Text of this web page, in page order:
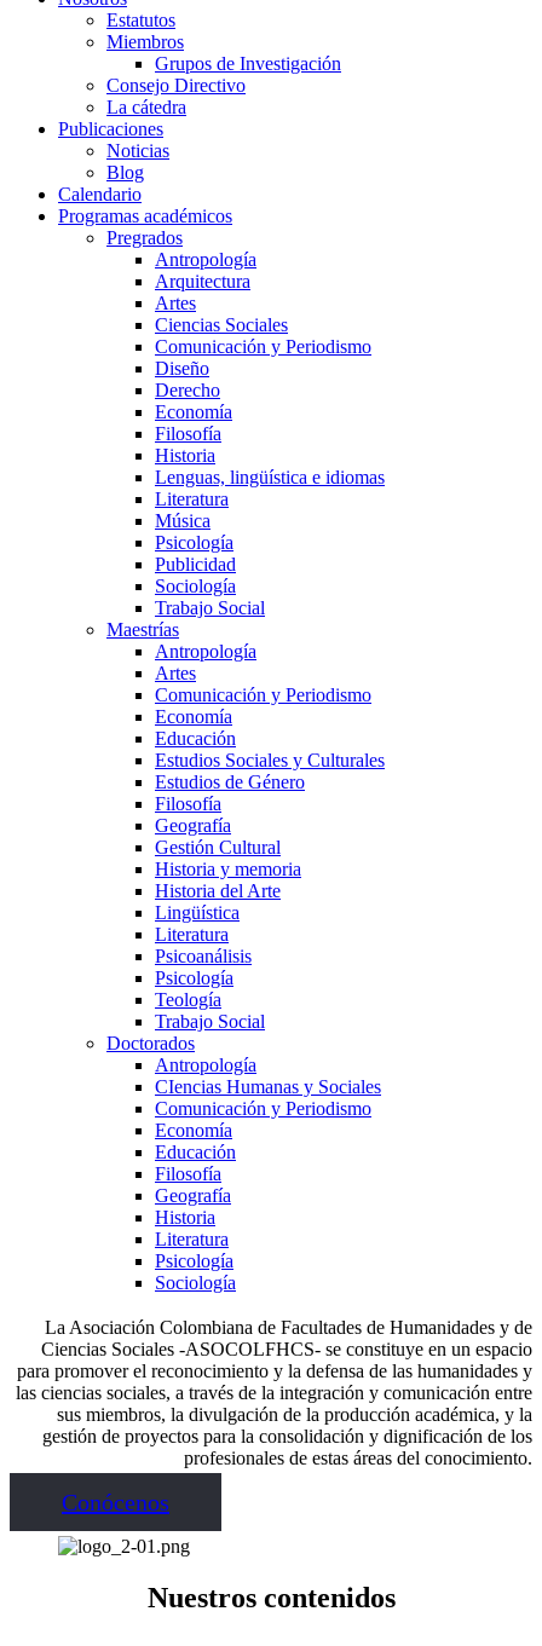
Estatutos
Miembros
Grupos de Investigación
Consejo Directivo
La cátedra
Publicaciones
Noticias
Blog
Calendario
Programas académicos
Pregrados
Antropología
Arquitectura
Artes
Ciencias Sociales
Comunicación y Periodismo
Diseño
Derecho
Economía
Filosofía
Historia
Lenguas, lingüística e idiomas
Literatura
Música
Psicología
Publicidad
Sociología
Trabajo Social
Maestrías
Antropología
Artes
Comunicación y Periodismo
Economía
Educación
Estudios Sociales y Culturales
Estudios de Género
Filosofía
Geografía
Gestión Cultural
Historia y memoria
Historia del Arte
Lingüística
Literatura
Psicoanálisis
Psicología
Teología
Trabajo Social
Doctorados
Antropología
CIencias Humanas y Sociales
Comunicación y Periodismo
Economía
Educación
Filosofía
Geografía
Historia
Literatura
Psicología
Sociología
La Asociación Colombiana de Facultades de Humanidades y de
Ciencias Sociales -ASOCOLFHCS- se constituye en un espacio
para promover el reconocimiento y la defensa de las humanidades y
las ciencias sociales, a través de la integración y comunicación entre
sus miembros, la divulgación de la producción académica, y la
gestión de proyectos para la consolidación y dignificación de los
profesionales de estas áreas del conocimiento.
Conócenos
Nuestros contenidos